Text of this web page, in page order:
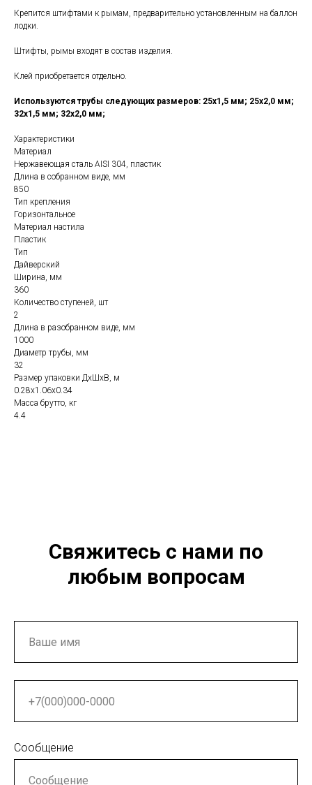
Крепится штифтами к рымам, предварительно установленным на баллон
лодки.
Штифты, рымы входят в состав изделия.
Клей приобретается отдельно.
Используются трубы следующих размеров: 25х1,5 мм; 25х2,0 мм;
32х1,5 мм; 32х2,0 мм;
Характеристики
Материал
Нержавеющая сталь AISI 304, пластик
Длина в собранном виде, мм
850
Тип крепления
Горизонтальное
Материал настила
Пластик
Тип
Дайверский
Ширина, мм
360
Количество ступеней, шт
2
Длина в разобранном виде, мм
1000
Диаметр трубы, мм
32
Размер упаковки ДхШхВ, м
0.28x1.06x0.34
Масса брутто, кг
4.4
Свяжитесь с нами по
любым вопросам
Сообщение